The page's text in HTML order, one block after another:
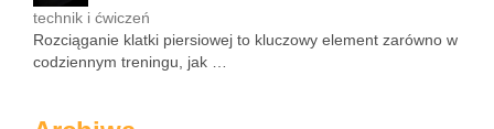
technik i ćwiczeń
Rozciąganie klatki piersiowej to kluczowy element zarówno w
codziennym treningu, jak …